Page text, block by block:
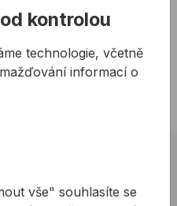
Play kontrolou
technologie, včetně
informací o
vše" souhlasíte se